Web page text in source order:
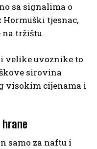
sa signalima o
tjesnac,
tržištu.
velike uvoznike to
sirovina
visokim cijenama i
samo za naftu i